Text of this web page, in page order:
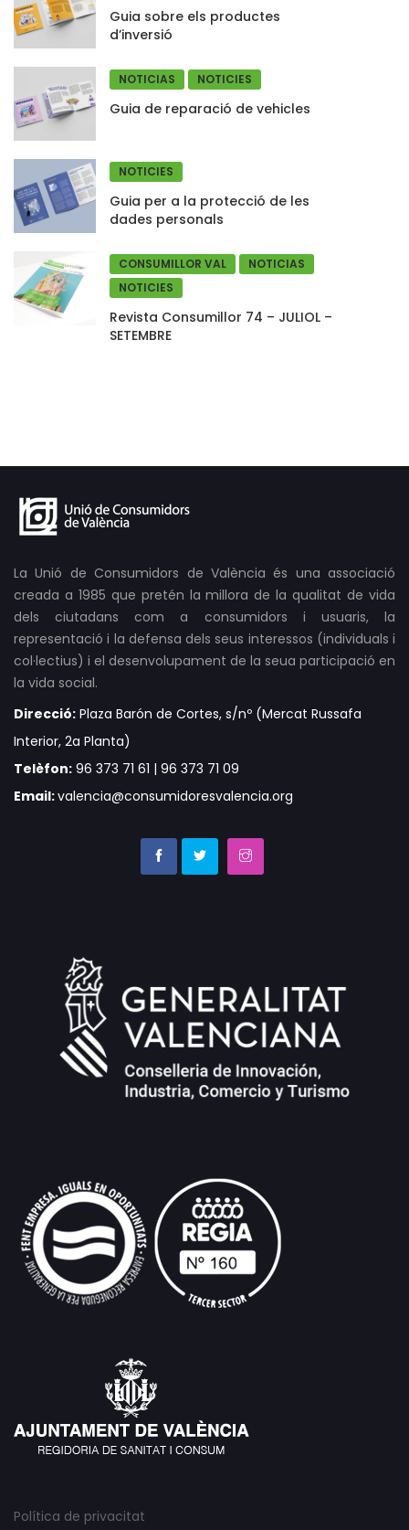
Guia sobre els productes
d’inversió
NOTICIAS NOTICIES
Guia de reparació de vehicles
NOTICIES
Guia per a la protecció de les
dades personals
CONSUMILLOR VAL
NOTICIAS
NOTICIES
Revista Consumillor 74 – JULIOL –
SETEMBRE
La Unió de Consumidors de València és una associació
creada a 1985 que pretén la millora de la qualitat de vida
dels ciutadans com a consumidors i usuaris, la
representació i la defensa dels seus interessos (individuals i
col·lectius) i el desenvolupament de la seua participació en
la vida social.
Direcció: Plaza Barón de Cortes, s/nº (Mercat Russafa
Interior, 2a Planta)
Telèfon: 96 373 71 61 | 96 373 71 09
Email:valencia@consumidoresvalencia.org
Política de privacitat